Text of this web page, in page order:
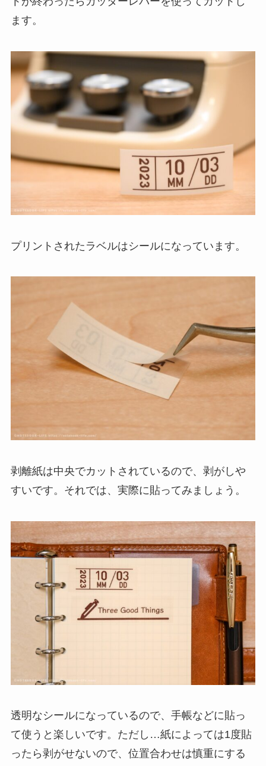
ます。
プリントされたラベルはシールになっています。
剥離紙は中央でカットされているので、剥がしや
すいです。それでは、実際に貼ってみましょう。
透明なシールになっているので、手帳などに貼っ
て使うと楽しいです。ただし…紙によっては1度貼
ったら剥がせないので、位置合わせは慎重にする